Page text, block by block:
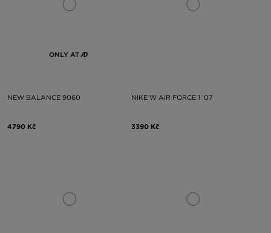
ONLY AT
NEW BALANCE 9060
4790 Kč
NIKE W AIR FORCE 1 '07
3390 Kč